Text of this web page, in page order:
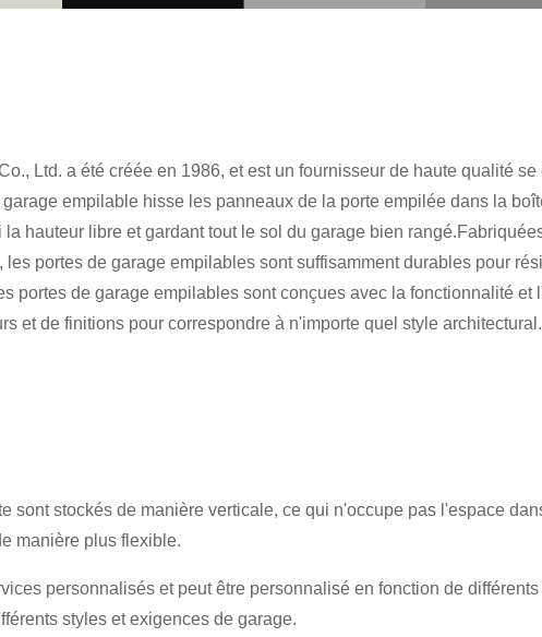
Ltd. a été créée en 1986, et est un fournisseur de haute qualité
empilable hisse les panneaux de la porte empilée dans la
hauteur libre et gardant tout le sol du garage bien
portes de garage empilables sont suffisamment durables pour
portes de garage empilables sont conçues avec la fonctionnalité et
et de finitions pour correspondre à n'importe quel style
sont stockés de manière verticale, ce qui n'occupe pas l'espace
manière plus flexible.
personnalisés et peut être personnalisé en fonction de
styles et exigences de garage.